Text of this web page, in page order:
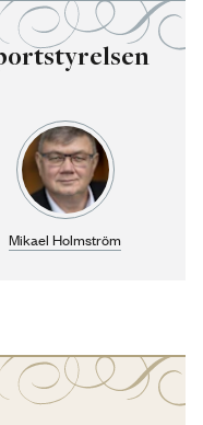
Mikael Holmström